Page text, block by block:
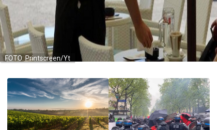
FOTO: Printscreen/Yt